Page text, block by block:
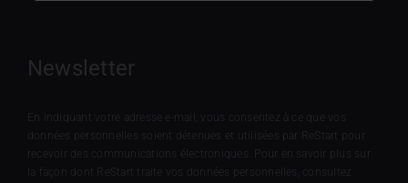
Newsletter
En indiquant votre adresse e-mail, vous consentez à ce que vos
données personnelles soient détenues et utilisées par ReStart pour
recevoir des communications électroniques. Pour en savoir plus sur
la façon dont ReStart traite vos données personnelles, consultez